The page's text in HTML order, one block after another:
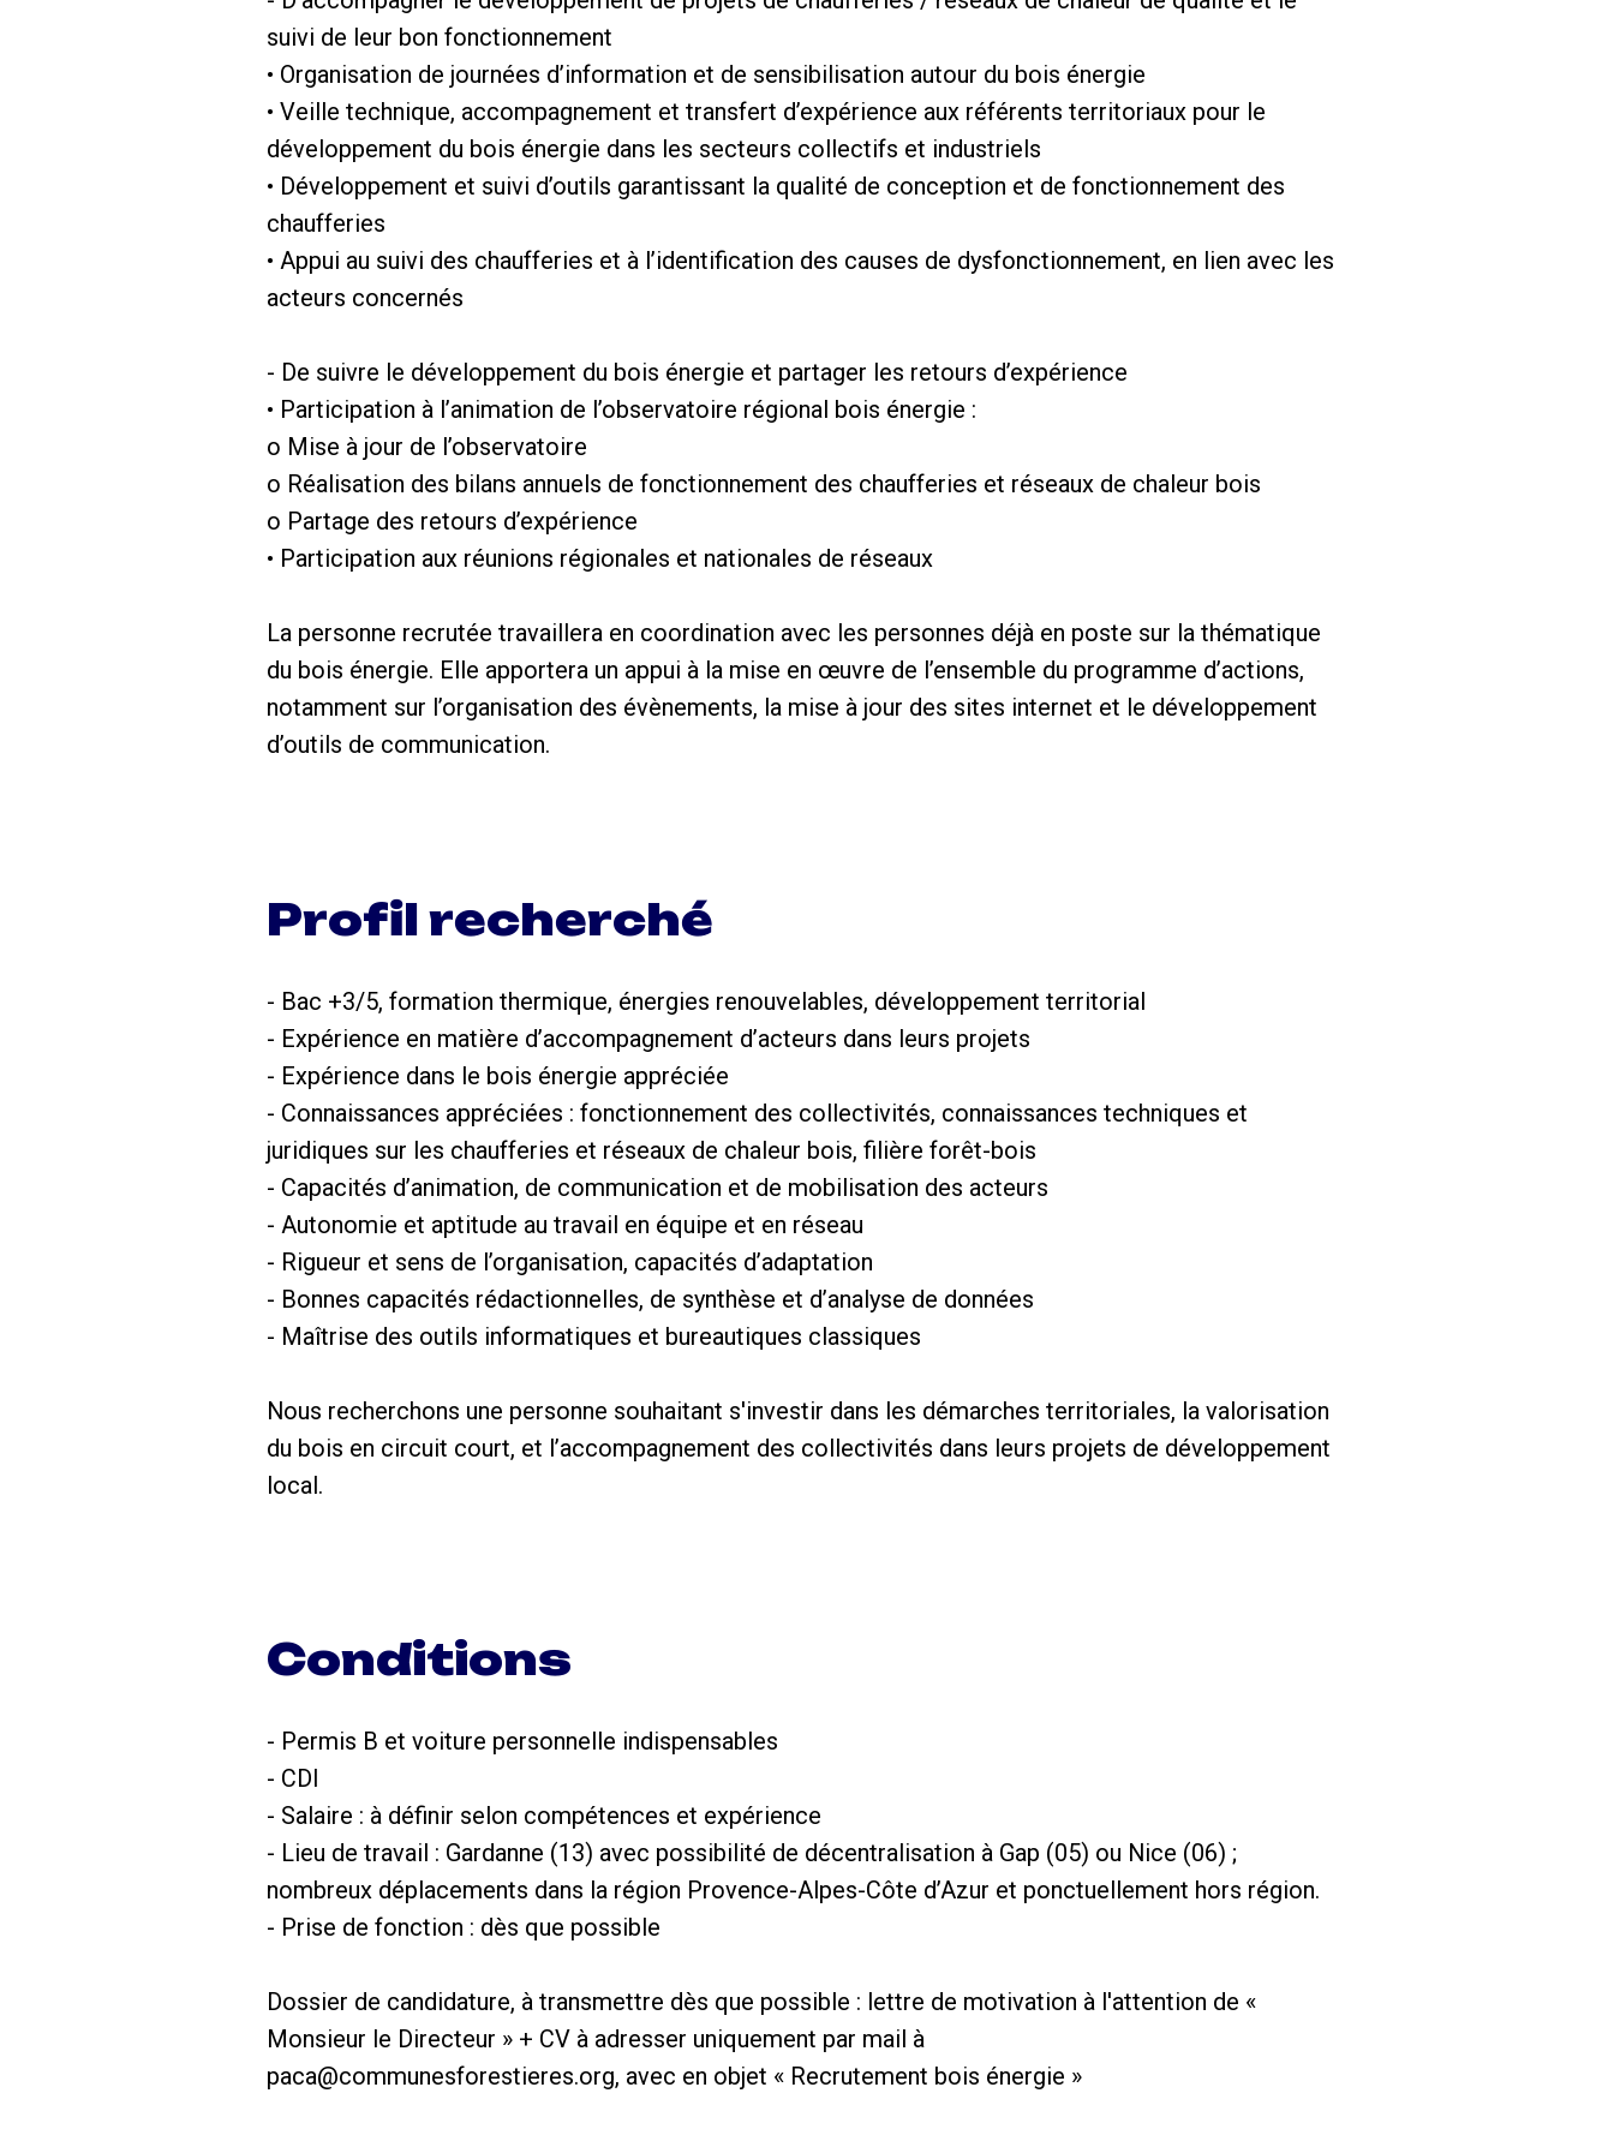
suivi de leur bon fonctionnement
• Organisation de journées d’information et de sensibilisation autour du bois énergie
• Veille technique, accompagnement et transfert d’expérience aux référents territoriaux pour le
développement du bois énergie dans les secteurs collectifs et industriels
• Développement et suivi d’outils garantissant la qualité de conception et de fonctionnement des
chaufferies
• Appui au suivi des chaufferies et à l’identification des causes de dysfonctionnement, en lien avec les
acteurs concernés
- De suivre le développement du bois énergie et partager les retours d’expérience
• Participation à l’animation de l’observatoire régional bois énergie :
o Mise à jour de l’observatoire
o Réalisation des bilans annuels de fonctionnement des chaufferies et réseaux de chaleur bois
o Partage des retours d’expérience
• Participation aux réunions régionales et nationales de réseaux
La personne recrutée travaillera en coordination avec les personnes déjà en poste sur la thématique
du bois énergie. Elle apportera un appui à la mise en œuvre de l’ensemble du programme d’actions,
notamment sur l’organisation des évènements, la mise à jour des sites internet et le développement
d’outils de communication.
Profil recherché
- Bac +3/5, formation thermique, énergies renouvelables, développement territorial
- Expérience en matière d’accompagnement d’acteurs dans leurs projets
- Expérience dans le bois énergie appréciée
- Connaissances appréciées : fonctionnement des collectivités, connaissances techniques et
juridiques sur les chaufferies et réseaux de chaleur bois, filière forêt-bois
- Capacités d’animation, de communication et de mobilisation des acteurs
- Autonomie et aptitude au travail en équipe et en réseau
- Rigueur et sens de l’organisation, capacités d’adaptation
- Bonnes capacités rédactionnelles, de synthèse et d’analyse de données
- Maîtrise des outils informatiques et bureautiques classiques
Nous recherchons une personne souhaitant s'investir dans les démarches territoriales, la valorisation
du bois en circuit court, et l’accompagnement des collectivités dans leurs projets de développement
local.
Conditions
- Permis B et voiture personnelle indispensables
- CDI
- Salaire : à définir selon compétences et expérience
- Lieu de travail : Gardanne (13) avec possibilité de décentralisation à Gap (05) ou Nice (06) ;
nombreux déplacements dans la région Provence-Alpes-Côte d’Azur et ponctuellement hors région.
- Prise de fonction : dès que possible
Dossier de candidature, à transmettre dès que possible : lettre de motivation à l'attention de «
Monsieur le Directeur » + CV à adresser uniquement par mail à
paca@communesforestieres.org, avec en objet « Recrutement bois énergie »